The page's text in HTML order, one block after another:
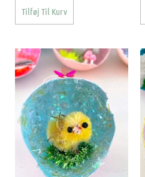
Tilføj Til Kurv